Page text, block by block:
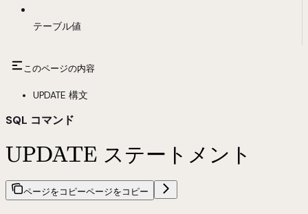
テーブル値
このページの内容
UPDATE 構文
SQL コマンド
UPDATE ステートメント
ページをコピーページをコピー